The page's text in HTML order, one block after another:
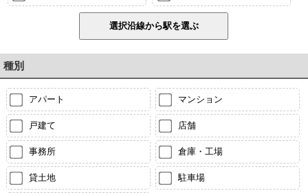
種別
アパート マンション
戸建て 店舗
事務所 倉庫・工場
貸土地 駐車場